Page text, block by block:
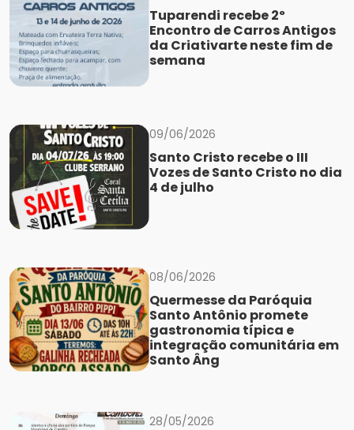
Tuparendi recebe 2º
Encontro de Carros Antigos
da Criativarte neste fim de
semana
09/06/2026
Santo Cristo recebe o III
Vozes de Santo Cristo no dia
4 de julho
08/06/2026
Quermesse da Paróquia
Santo Antônio promete
gastronomia típica e
integração comunitária em
Santo Âng
28/05/2026